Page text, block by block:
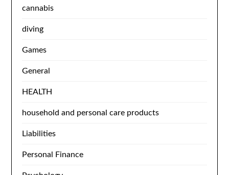
cannabis
diving
Games
General
HEALTH
household and personal care products
Liabilities
Personal Finance